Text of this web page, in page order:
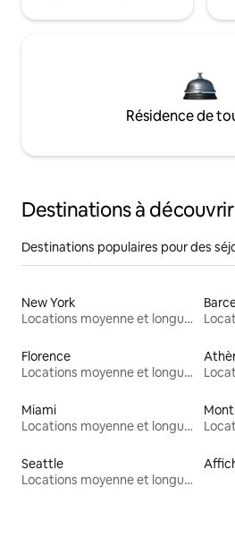
Résidence de
Destinations à découvrir
Destinations populaires pour des
New York
Locations moyenne et longue durée
Florence
Locations moyenne et longue durée
Miami
Locations moyenne et longue durée
Seattle
Locations moyenne et longue durée